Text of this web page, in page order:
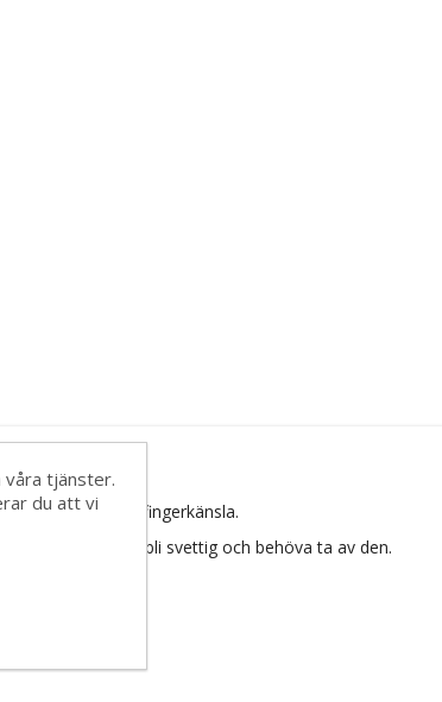
med god fingerkänsla.
utan att bli svettig och behöva ta av den.
våra tjänster.
du att vi